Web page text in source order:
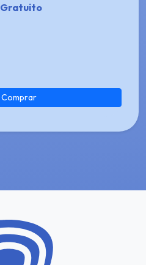
Gratuito
Comprar